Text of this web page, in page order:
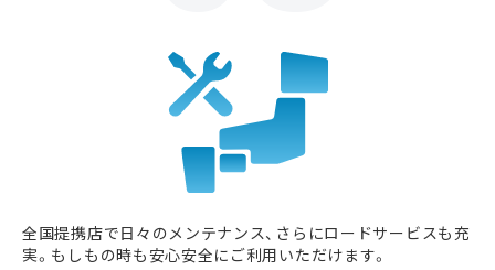
全国提携店で日々のメンテナンス、さらにロードサービスも充
実。もしもの時も安心安全にご利用いただけます。